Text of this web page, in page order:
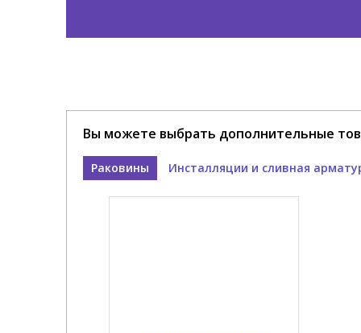
Вы можете выбрать дополнительные
Раковины Инсталляции и сливная